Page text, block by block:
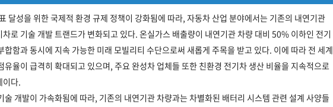
달성을 위한 국제적 환경 규제 정책이 강화됨에 따라, 자동차 산업 분야에서는 기존의 내연기관
로 기술 개발 트랜드가 변화되고 있다. 온실가스 배출량이 내연기관 차량 대비 50% 이하인 전기
합함과 동시에 지속 가능한 미래 모빌리티 수단으로써 새롭게 주목을 받고 있다. 이에 따라 전 세계
유율이 급격히 확대되고 있으며, 주요 완성차 업체들 또한 친환경 전기차 생산 비율을 지속적으로
이다.
술 개발이 가속화됨에 따라, 기존의 내연기관 차량과는 차별화된 배터리 시스템 관련 설계 사양들